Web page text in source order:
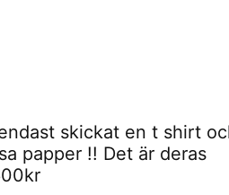
skickat en t shirt
papper !! Det är deras